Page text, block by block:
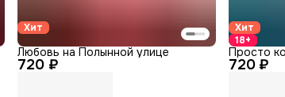
Хит
720 ₽
Любовь на Полынной улице
Хит
18+
720 ₽
Просто